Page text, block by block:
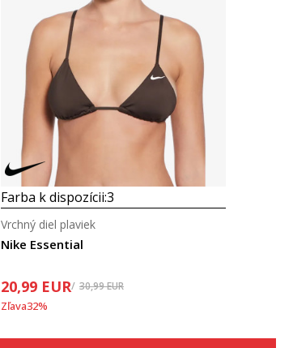
Porovnaj
Farba k dispozícii:3
Nike Essential
Vrchný diel plaviek
20,99 EUR 30,99EUR
Zľava32%